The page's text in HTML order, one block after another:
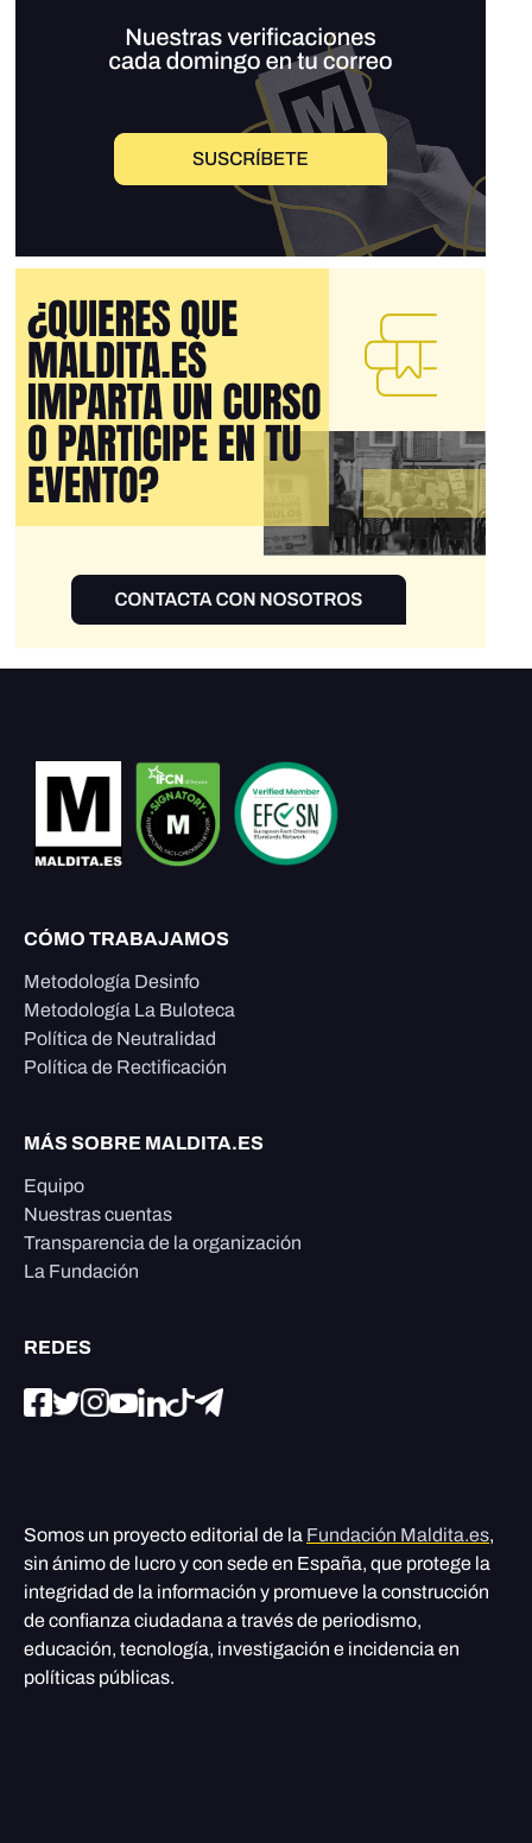
CÓMO TRABAJAMOS
Metodología Desinfo
Metodología La Buloteca
Política de Neutralidad
Política de Rectificación
MÁS SOBRE MALDITA.ES
Equipo
Nuestras cuentas
Transparencia de la organización
La Fundación
REDES
Somos un proyecto editorial de la Fundación Maldita.es,
sin ánimo de lucro y con sede en España, que protege la
integridad de la información y promueve la construcción
de confianza ciudadana a través de periodismo,
educación, tecnología, investigación e incidencia en
políticas públicas.